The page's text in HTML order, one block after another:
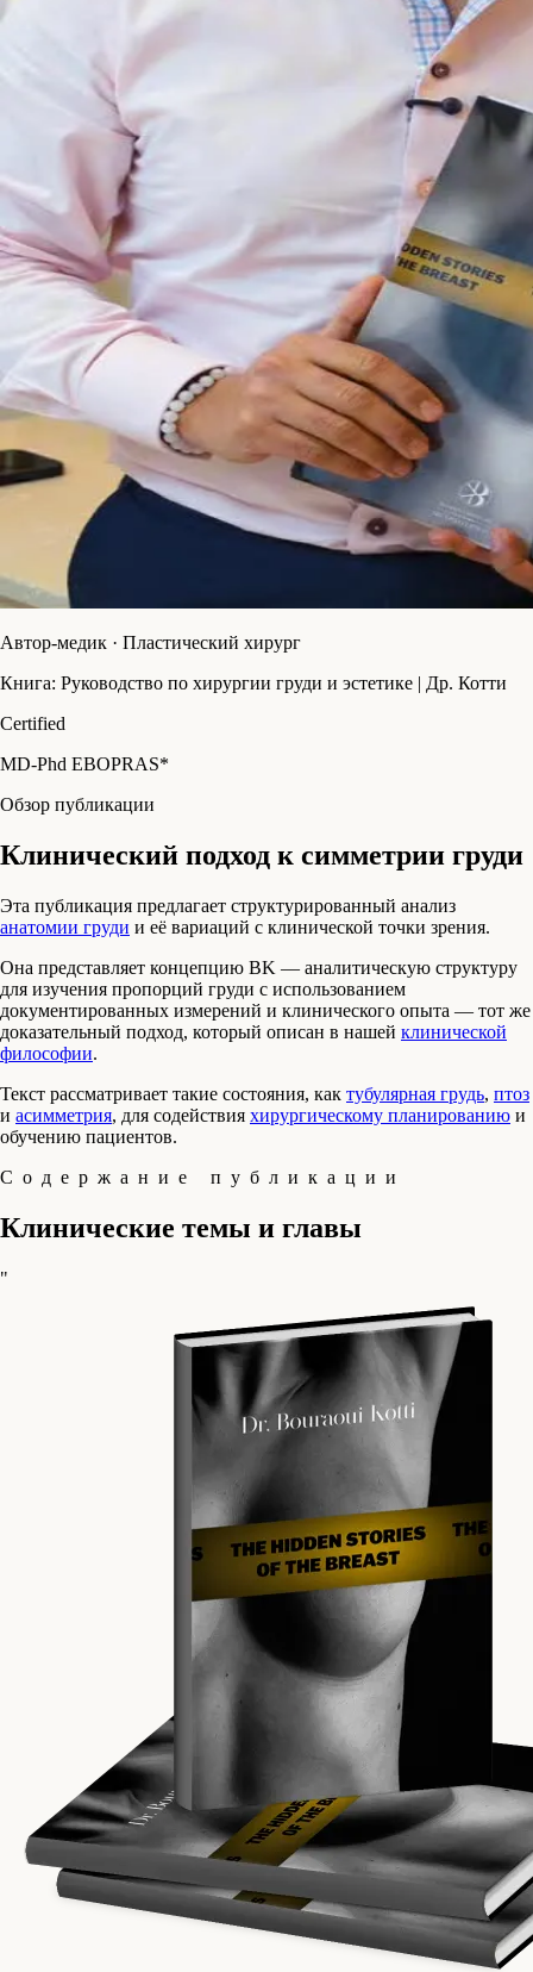
Автор-медик · Пластический хирург
Книга: Руководство по хирургии груди и эстетике | Др. Котти
Certified
MD-Phd EBOPRAS*
Обзор публикации
Клинический подход к симметрии груди
Эта публикация предлагает структурированный анализ
анатомии груди и её вариаций с клинической точки зрения.
Она представляет концепцию BK — аналитическую структуру
для изучения пропорций груди с использованием
документированных измерений и клинического опыта — тот же
доказательный подход, который описан в нашей клинической
философии.
Текст рассматривает такие состояния, как тубулярная грудь, птоз
и асимметрия, для содействия хирургическому планированию и
обучению пациентов.
Содержание публикации
Клинические темы и главы
"